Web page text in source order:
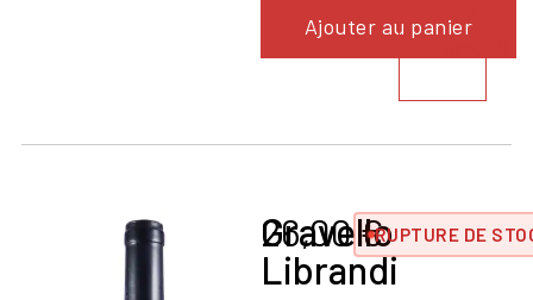
Ajouter au panierVoir le
Gravello
Librandi
26,00€RUPTURE DE